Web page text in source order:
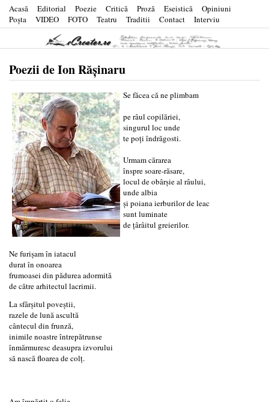
Acasă Editorial Poezie Critică Proză Eseistică
Opiniuni
Poşta
VIDEO FOTO Teatru Traditii Contact Interviu
Poezii de Ion Rășinaru
Se făcea că ne plimbam
pe râul copilăriei,
singurul loc unde
te poți îndrăgosti.
Urmam cărarea
înspre soare-răsare,
locul de obârșie al râului,
unde albia
și poiana ierburilor de leac
sunt luminate
de țârâitul greierilor.
Ne furișam în iatacul
durat în onoarea
frumoasei din pădurea adormită
de către arhitectul lacrimii.
La sfârșitul poveștii,
razele de lună ascultă
cântecul din frunză,
inimile noastre întrepătrunse
înmărmuresc deasupra izvorului
să nască floarea de colț.